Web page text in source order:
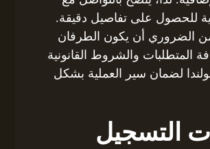
للحصول على تفاصيل دقيقة.
من الضروري أن يكون الطرفان
المتطلبات والشروط القانونية
لضمان سير العملية بشكل
التسجيل